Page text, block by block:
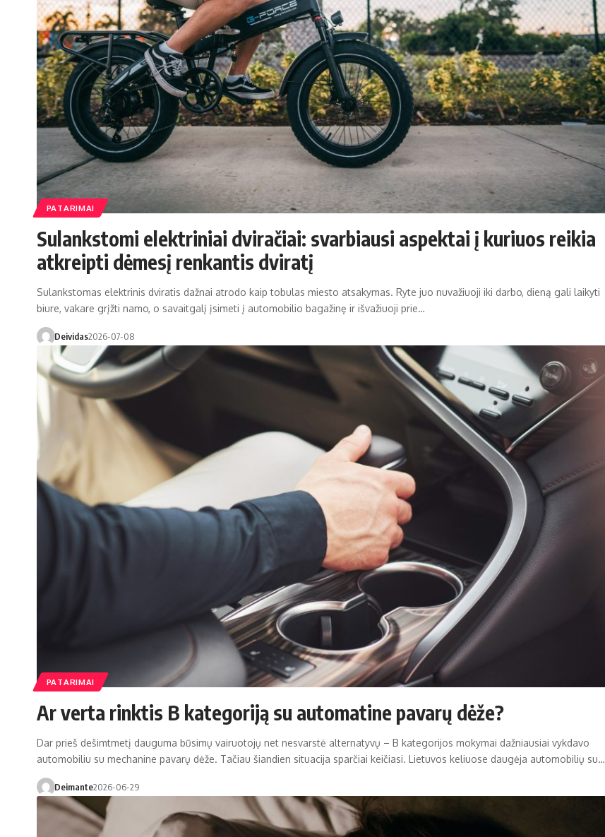
PATARIMAI
Sulankstomi elektriniai dviračiai: svarbiausi aspektai į kuriuos reikia
atkreipti dėmesį renkantis dviratį
Sulankstomas elektrinis dviratis dažnai atrodo kaip tobulas miesto atsakymas. Ryte juo nuvažiuoji iki darbo, dieną gali laikyti
biure, vakare grįžti namo, o savaitgalį įsimeti į automobilio bagažinę ir išvažiuoji prie…
Deividas2026-07-08
PATARIMAI
Ar verta rinktis B kategoriją su automatine pavarų dėže?
Dar prieš dešimtmetį dauguma būsimų vairuotojų net nesvarstė alternatyvų – B kategorijos mokymai dažniausiai vykdavo
automobiliu su mechanine pavarų dėže. Tačiau šiandien situacija sparčiai keičiasi. Lietuvos keliuose daugėja automobilių su…
Deimante2026-06-29